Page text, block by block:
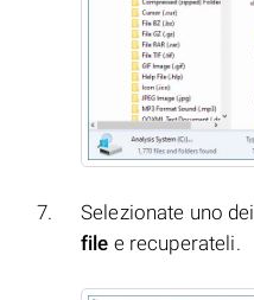
Selezionate uno dei
file e recuperateli.